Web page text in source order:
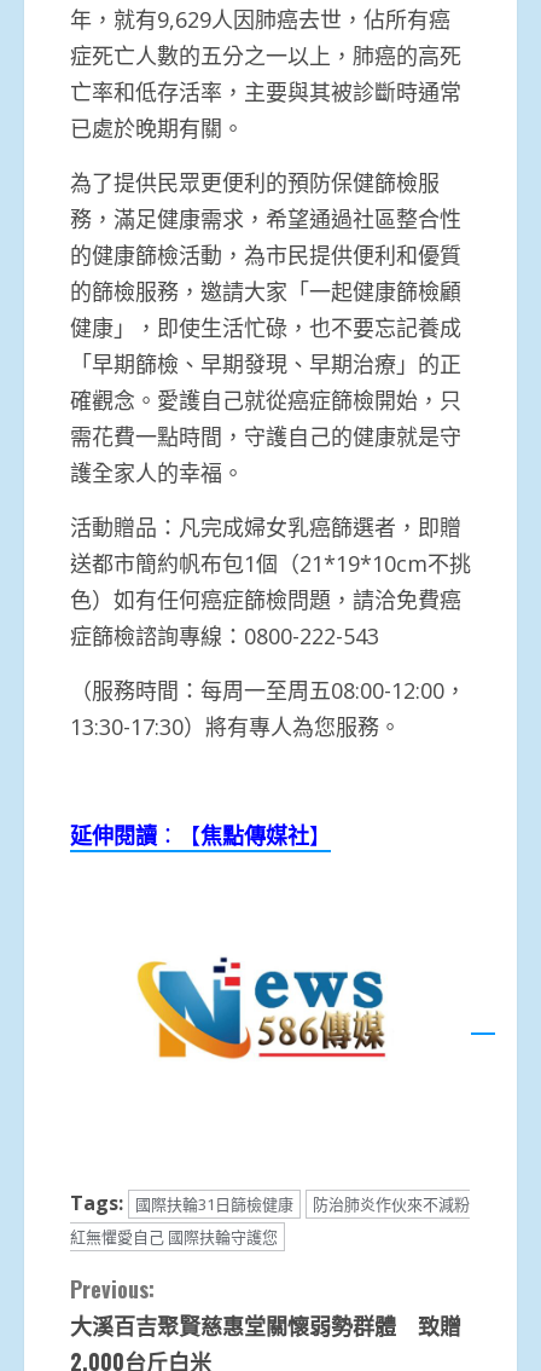
年，就有9,629人因肺癌去世，佔所有癌
症死亡人數的五分之一以上，肺癌的高死
亡率和低存活率，主要與其被診斷時通常
已處於晚期有關。
為了提供民眾更便利的預防保健篩檢服
務，滿足健康需求，希望通過社區整合性
的健康篩檢活動，為市民提供便利和優質
的篩檢服務，邀請大家「一起健康篩檢顧
健康」，即使生活忙碌，也不要忘記養成
「早期篩檢、早期發現、早期治療」的正
確觀念。愛護自己就從癌症篩檢開始，只
需花費一點時間，守護自己的健康就是守
護全家人的幸福。
活動贈品：凡完成婦女乳癌篩選者，即贈
送都市簡約帆布包1個（21*19*10cm不挑
色）如有任何癌症篩檢問題，請洽免費癌
症篩檢諮詢專線：0800-222-543
（服務時間：每周一至周五08:00-12:00，
13:30-17:30）將有專人為您服務。
延伸閱讀 ：【焦點傳媒社】
Tags: 國際扶輪31日篩檢健康
防治肺炎作伙來不減粉
紅無懼愛自己 國際扶輪守護您
Continue
Reading
Previous:
大溪百吉聚賢慈惠堂關懷弱勢群體 致贈
2,000台斤白米